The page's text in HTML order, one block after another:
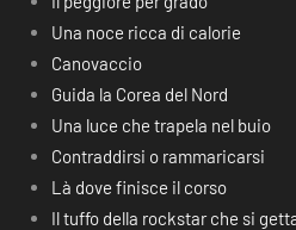
Una noce ricca di calorie
Canovaccio
Guida la Corea del Nord
Una luce che trapela nel buio
Contraddirsi o rammaricarsi
Là dove finisce il corso
Il tuffo della rockstar che si